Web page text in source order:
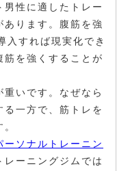
性に適したトレー
ります。腹筋を強
入すれば現実化でき
筋を強くすることが
いです。なぜなら
一方で、筋トレを
ーソナルトレーニン
ーニングジムでは